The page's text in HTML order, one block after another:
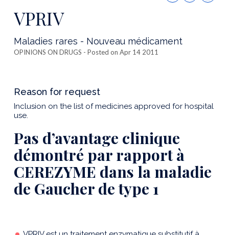
this
VPRIV
Maladies rares - Nouveau médicament
OPINIONS ON DRUGS - Posted on Apr 14 2011
Reason for request
Inclusion on the list of medicines approved for hospital
use.
Pas d’avantage clinique
démontré par rapport à
CEREZYME dans la maladie
de Gaucher de type 1